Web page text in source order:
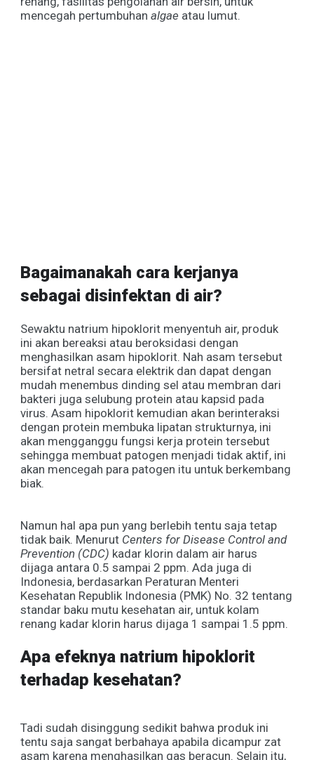
mencegah pertumbuhan algae atau lumut.
Bagaimanakah cara kerjanya
sebagai disinfektan di air?
Sewaktu natrium hipoklorit menyentuh air, produk
ini akan bereaksi atau beroksidasi dengan
menghasilkan asam hipoklorit. Nah asam tersebut
bersifat netral secara elektrik dan dapat dengan
mudah menembus dinding sel atau membran dari
bakteri juga selubung protein atau kapsid pada
virus. Asam hipoklorit kemudian akan berinteraksi
dengan protein membuka lipatan strukturnya, ini
akan mengganggu fungsi kerja protein tersebut
sehingga membuat patogen menjadi tidak aktif, ini
akan mencegah para patogen itu untuk berkembang
biak.
Namun hal apa pun yang berlebih tentu saja tetap
tidak baik. Menurut Centers for Disease Control and
Prevention (CDC) kadar klorin dalam air harus
dijaga antara 0.5 sampai 2 ppm. Ada juga di
Indonesia, berdasarkan Peraturan Menteri
Kesehatan Republik Indonesia (PMK) No. 32 tentang
standar baku mutu kesehatan air, untuk kolam
renang kadar klorin harus dijaga 1 sampai 1.5 ppm.
Apa efeknya natrium hipoklorit
terhadap kesehatan?
Tadi sudah disinggung sedikit bahwa produk ini
tentu saja sangat berbahaya apabila dicampur zat
asam karena menghasilkan gas beracun. Selain itu,